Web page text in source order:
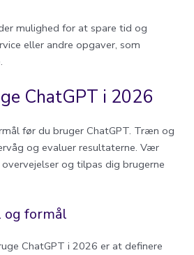
mulighed for at spare tid og
eller andre opgaver, som
ChatGPT i 2026
før du bruger ChatGPT. Træn og
og evaluer resultaterne. Vær
og tilpas dig brugerne
og formål
ChatGPT i 2026 er at definere